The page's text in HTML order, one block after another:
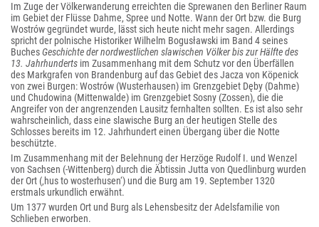
Im Zuge der Völkerwanderung erreichten die Sprewanen den Berliner Raum
im Gebiet der Flüsse Dahme, Spree und Notte. Wann der Ort bzw. die Burg
Wostrów gegründet wurde, lässt sich heute nicht mehr sagen. Allerdings
spricht der polnische Historiker Wilhelm Bogusławski im Band 4 seines
BuchesGeschichte der nordwestlichen slawischen Völker bis zur Hälfte des
13. Jahrhunderts im Zusammenhang mit dem Schutz vor den Überfällen
des Markgrafen von Brandenburg auf das Gebiet des Jacza von Köpenick
von zwei Burgen: Wostrów (Wusterhausen) im Grenzgebiet Dęby (Dahme)
und Chudowina (Mittenwalde) im Grenzgebiet Sosny (Zossen), die die
Angreifer von der angrenzenden Lausitz fernhalten sollten. Es ist also sehr
wahrscheinlich, dass eine slawische Burg an der heutigen Stelle des
Schlosses bereits im 12. Jahrhundert einen Übergang über die Notte
beschützte.
Im Zusammenhang mit der Belehnung der Herzöge Rudolf I. und Wenzel
von Sachsen (-Wittenberg) durch die Äbtissin Jutta von Quedlinburg wurden
der Ort (‚hus to wosterhusen‘) und die Burg am 19. September 1320
erstmals urkundlich erwähnt.
Um 1377 wurden Ort und Burg als Lehensbesitz der Adelsfamilie von
Schlieben erworben.